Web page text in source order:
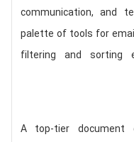
communication, and
palette of tools for
filtering and sorting
A top-tier document